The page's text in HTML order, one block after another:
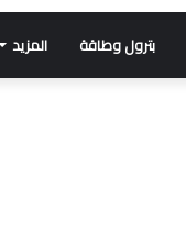
بترول وطاقة المزيد